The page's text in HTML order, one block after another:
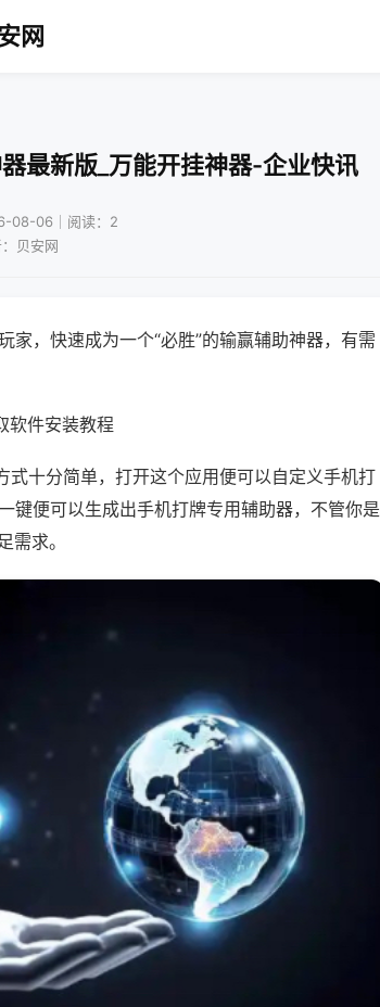
网
最新版_万能开挂神器-企业快讯
08-06｜阅读：2
贝安网
，快速成为一个“必胜”的输赢辅助神器，有需
软件安装教程
式十分简单，打开这个应用便可以自定义手机打
键便可以生成出手机打牌专用辅助器，不管你是
需求。